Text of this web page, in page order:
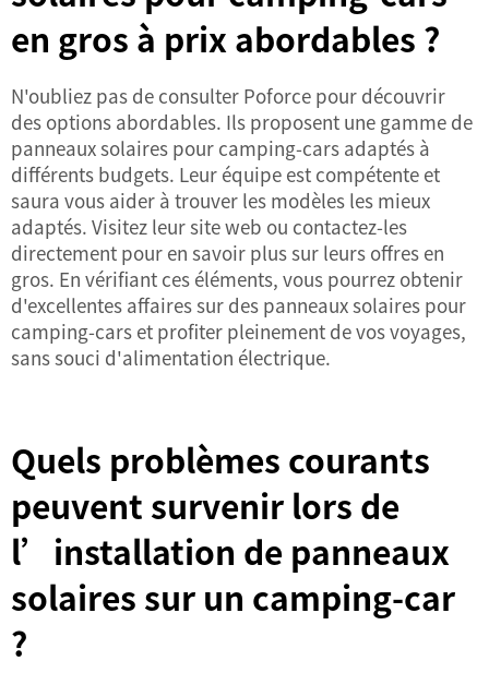
en gros à prix abordables ?
N'oubliez pas de consulter Poforce pour découvrir
des options abordables. Ils proposent une gamme de
panneaux solaires pour camping-cars adaptés à
différents budgets. Leur équipe est compétente et
saura vous aider à trouver les modèles les mieux
adaptés. Visitez leur site web ou contactez-les
directement pour en savoir plus sur leurs offres en
gros. En vérifiant ces éléments, vous pourrez obtenir
d'excellentes affaires sur des panneaux solaires pour
camping-cars et profiter pleinement de vos voyages,
sans souci d'alimentation électrique.
Quels problèmes courants
peuvent survenir lors de
l’installation de panneaux
solaires sur un camping-car
?